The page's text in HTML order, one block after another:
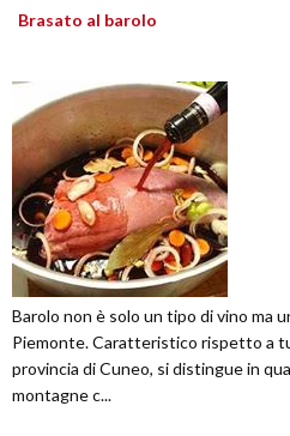
Brasato al barolo
Barolo non è solo un tipo di vino ma
Piemonte. Caratteristico rispetto a
provincia di Cuneo, si distingue in
montagne c...